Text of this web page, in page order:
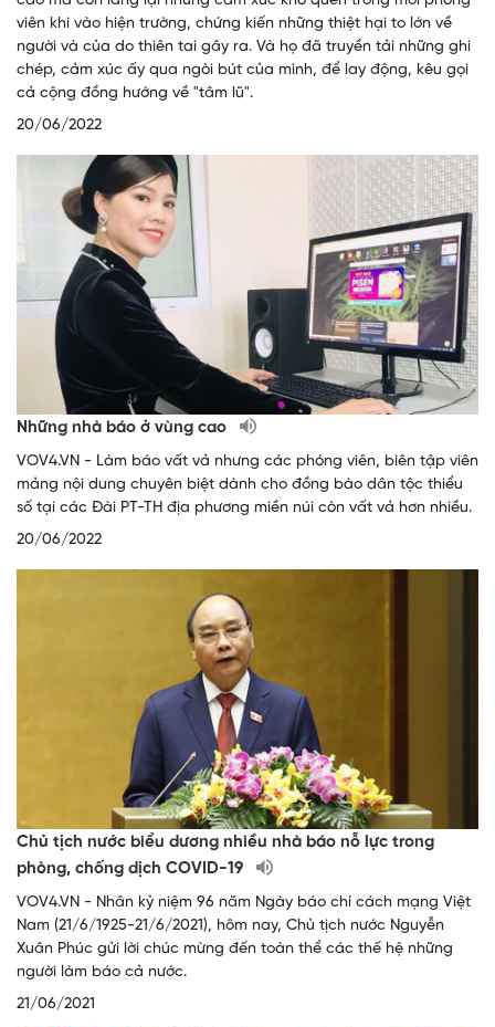
viên khi vào hiện trường, chứng kiến những thiệt hại to lớn về
người và của do thiên tai gây ra. Và họ đã truyền tải những ghi
chép, cảm xúc ấy qua ngòi bút của mình, để lay động, kêu gọi
cả cộng đồng hướng về "tâm lũ".
20/06/2022
Những nhà báo ở vùng cao
VOV4.VN - Làm báo vất vả nhưng các phóng viên, biên tập viên
mảng nội dung chuyên biệt dành cho đồng bào dân tộc thiểu
số tại các Đài PT-TH địa phương miền núi còn vất vả hơn nhiều.
20/06/2022
Chủ tịch nước biểu dương nhiều nhà báo nỗ lực trong
phòng, chống dịch COVID-19
VOV4.VN - Nhân kỷ niệm 96 năm Ngày báo chí cách mạng Việt
Nam (21/6/1925-21/6/2021), hôm nay, Chủ tịch nước Nguyễn
Xuân Phúc gửi lời chúc mừng đến toàn thể các thế hệ những
người làm báo cả nước.
21/06/2021